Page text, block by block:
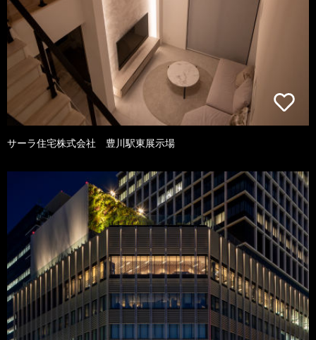
サーラ住宅株式会社 豊川駅東展示場